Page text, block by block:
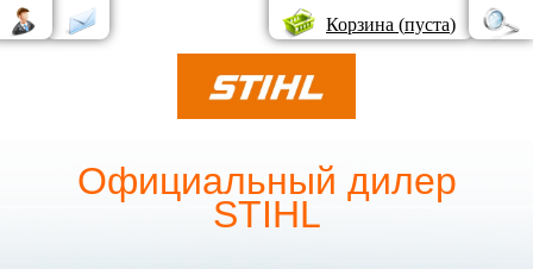
Корзина (пуста)
Официальный дилер
STIHL